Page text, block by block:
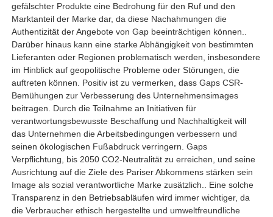
gefälschter Produkte eine Bedrohung für den Ruf und den
Marktanteil der Marke dar, da diese Nachahmungen die
Authentizität der Angebote von Gap beeinträchtigen können.
Darüber hinaus kann eine starke Abhängigkeit von bestimmten
Lieferanten oder Regionen problematisch werden, insbesondere
im Hinblick auf geopolitische Probleme oder Störungen, die
auftreten können . Positiv ist zu vermerken, dass Gaps CSR-
Bemühungen zur Verbesserung des Unternehmensimages
beitragen. Durch die Teilnahme an Initiativen für
verantwortungsbewusste Beschaffung und Nachhaltigkeit will
das Unternehmen die Arbeitsbedingungen verbessern und
seinen ökologischen Fußabdruck verringern. Gaps
Verpflichtung, bis 2050 CO2-Neutralität zu erreichen, und seine
Ausrichtung auf die Ziele des Pariser Abkommens stärken sein
Image als sozial verantwortliche Marke zusätzlich.
. Eine solche
Transparenz in den Betriebsabläufen wird immer wichtiger, da
die Verbraucher ethisch hergestellte und umweltfreundliche